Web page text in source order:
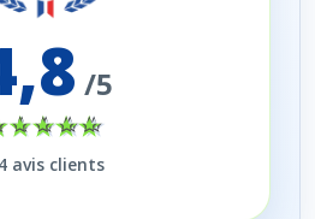
/5
avis clients